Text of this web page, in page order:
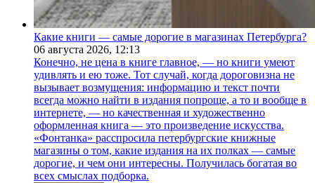
Какие книги — самые дорогие в магазинах Петербурга?
06 августа 2026, 12:13
Конечно, не цена в книге главное, — но книги умеют
удивлять и ею тоже. Тот случай, когда дороговизна не
вызывает возмущения: информацию и текст почти
всегда можно найти в издания попроще, а то и вообще в
интернете, — но качественная и художественно
оформленная книга — это произведение искусства.
«Фонтанка» расспросила петербургские книжные
магазины о том, какие издания на их полках — самые
дорогие, и чем они интересны. Получилась богатая во
всех смыслах подборка.